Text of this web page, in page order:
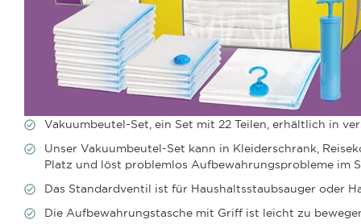
Vakuumbeutel-Set, ein Set mit 22 Teilen, erhältlich in
Unser Vakuumbeutel-Set kann in Kleiderschrank,
Platz und löst problemlos Aufbewahrungsprobleme im
Das Standardventil ist für Haushaltsstaubsauger oder
Die Aufbewahrungstasche mit Griff ist leicht zu